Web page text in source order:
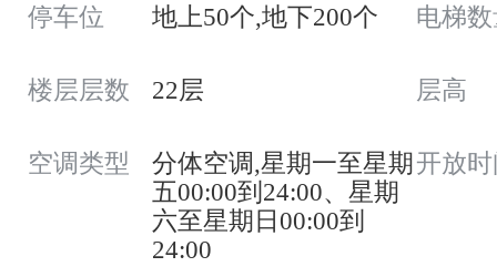
停车位 地上50个,地下200个 电梯
楼层层数 22层 层高
空调类型
分体空调,星期一至星期
五00:00到24:00、星期
六至星期日00:00到
24:00
开放